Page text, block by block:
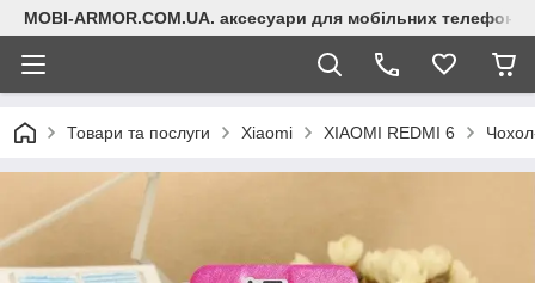
MOBI-ARMOR.COM.UA. аксесуари для мобільних телефонів
Товари та послуги Xiaomi XIAOMI REDMI 6